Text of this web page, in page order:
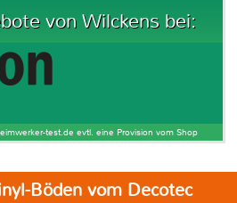
von Wilckens bei:
test.de evtl. eine Provision vom Shop
Böden vom Decotec